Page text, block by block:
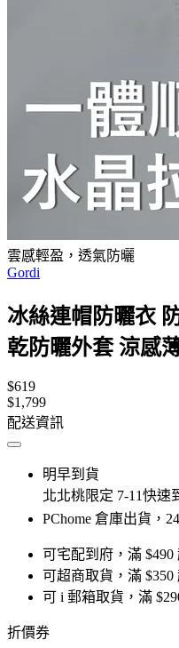
雲感輕盈，透氣防曬
Gordi
冰絲連帽防曬衣
乾防曬外套 涼感
$619
$1,799
配送資訊
明早到貨
北北桃限定 7-11快速
PChome 倉庫出貨，
可宅配到府，滿 $490
可超商取貨，滿 $350
可 i 郵箱取貨，滿
折價券